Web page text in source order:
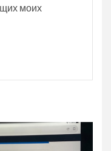
моих